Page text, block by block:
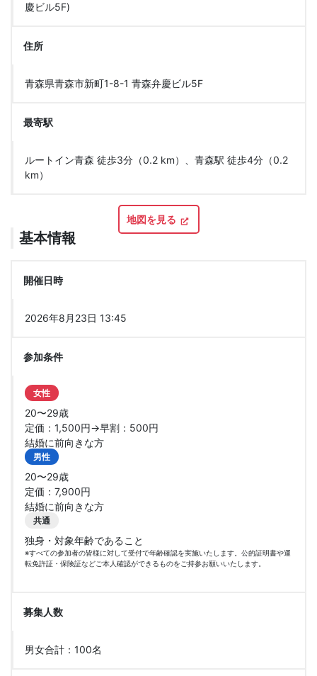
慶ビル5F)
住所
青森県青森市新町1-8-1 青森弁慶ビル5F
最寄駅
ルートイン青森 徒歩3分（0.2 km）、青森駅 徒歩4分（0.2
km）
地図を見る
基本情報
開催日時
2026年8月23日 13:45
参加条件
女性
20〜29歳
定価：1,500円→早割：500円
結婚に前向きな方
男性
20〜29歳
定価：7,900円
結婚に前向きな方
共通
独身・対象年齢であること
※すべての参加者の皆様に対して受付で年齢確認を実施いたします。公的証明書や運
転免許証・保険証などご本人確認ができるものをご持参お願いいたします。
募集人数
男女合計：100名